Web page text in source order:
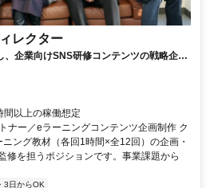
レクター
、企業向けSNS研修コンテンツの戦略企
担う上流ポジションです。
間以上の稼働想定
ナー／eラーニングコンテンツ企画制作 ク
ング教材（各回1時間×全12回）の企画・
修を担うポジションです。事業課題から
3日からOK